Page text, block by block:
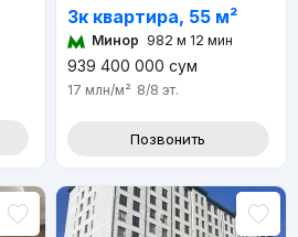
3к квартира, 55 м²
Минор 982 м 12 мин
939 400 000 сум
17 млн/м² 8/8 эт.
Позвонить